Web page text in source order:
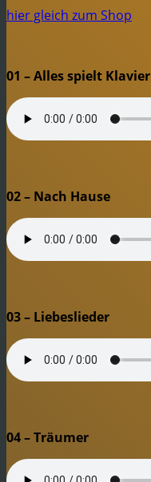
hier gleich zum Shop
01 – Alles spielt Klavier
02 – Nach Hause
03 – Liebeslieder
04 – Träumer